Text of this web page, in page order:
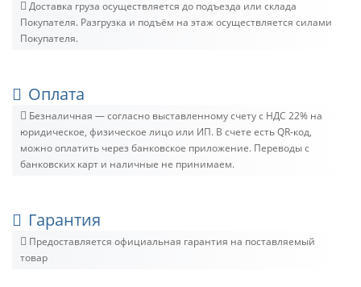
Доставка груза осуществляется до подъезда или склада
Покупателя. Разгрузка и подъём на этаж осуществляется силами
Покупателя.
Оплата
Безналичная — согласно выставленному счету c НДС 22% на
юридическое, физическое лицо или ИП. В счете есть QR-код,
можно оплатить через банковское приложение. Переводы с
банковских карт и наличные не принимаем.
Гарантия
Предоставляется официальная гарантия на поставляемый
товар